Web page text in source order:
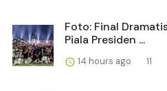
Foto: Final
Piala Presiden ...
14 hours ago 11